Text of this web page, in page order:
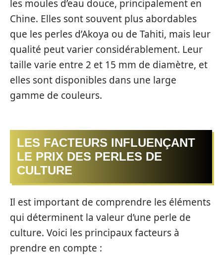
les moules d’eau douce, principalement en
Chine. Elles sont souvent plus abordables
que les perles d’Akoya ou de Tahiti, mais leur
qualité peut varier considérablement. Leur
taille varie entre 2 et 15 mm de diamètre, et
elles sont disponibles dans une large
gamme de couleurs.
LES FACTEURS INFLUENÇANT
LE PRIX DES PERLES DE
CULTURE
Il est important de comprendre les éléments
qui déterminent la valeur d’une perle de
culture. Voici les principaux facteurs à
prendre en compte :